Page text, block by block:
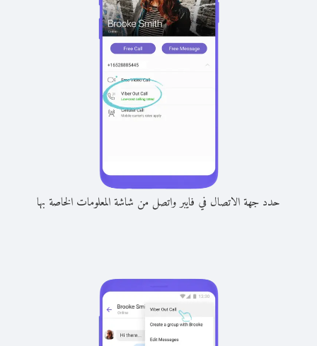
حدد جهة الاتصال في فايبر واتصل من شاشة المعلومات الخاصة بها